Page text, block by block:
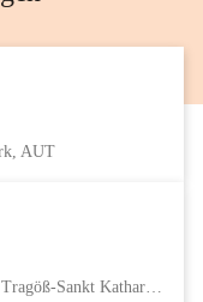
AUT
Sankt Katharein an der Laming 11, 8611 Tragöß-Sankt Katharein, AUT